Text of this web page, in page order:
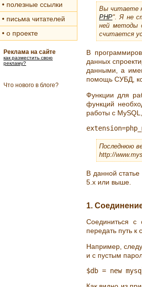
• полезные ссылки
• письма читателей
• о проекте
Реклама на сайте
как разместить свою
рекламу?
Что нового в блоге?
Вы читаете
PHP". Я не
ней методы
считается
В
данных
данными, а
помощь СУБД,
Функции для
функций
работы с
Последнюю
http://
В данной
5.x или выше.
1.
Соединиться с
передать путь к
Например,
и с пустым